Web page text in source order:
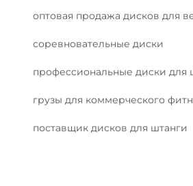
оптовая продажа дисков для
соревновательные диски
профессиональные диски для
грузы для коммерческого
поставщик дисков для штанги